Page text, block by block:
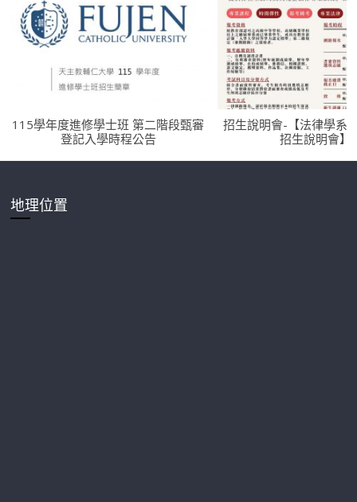
115學年度進修學士班 第二階段甄審
登記入學時程公告
招生說明會-【法律學系
招生說明會】
地理位置